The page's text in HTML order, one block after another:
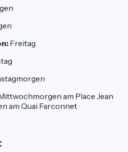
Freitag
am Place Jean
am Quai Farconnet